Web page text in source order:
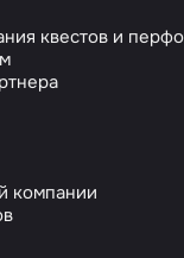
квестов и
компании